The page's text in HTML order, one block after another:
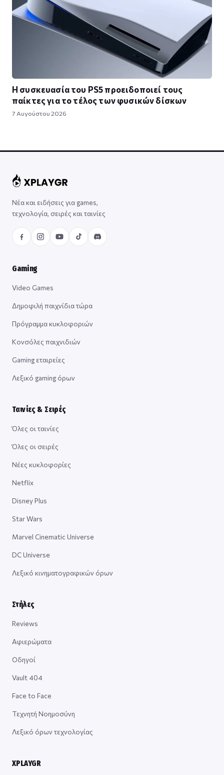
Η συσκευασία του PS5 προειδοποιεί τους
παίκτες για το τέλος των φυσικών δίσκων
7 Αυγούστου 2026
Νέα και ειδήσεις για games,
τεχνολογία, σειρές και ταινίες
Gaming
Video Games
Δημοφιλή παιχνίδια τώρα
Πρόγραμμα κυκλοφοριών
Κονσόλες παιχνιδιών
Gaming εταιρείες
Λεξικό gaming όρων
Ταινίες & Σειρές
Όλες οι ταινίες
Όλες οι σειρές
Νέες κυκλοφορίες
Netflix
Disney Plus
Star Wars
Marvel Cinematic Universe
DC Universe
Λεξικό κινηματογραφικών όρων
Στήλες
Reviews
Αφιερώματα
Οδηγοί
Vault 404
Face to Face
Τεχνητή Νοημοσύνη
Λεξικό όρων τεχνολογίας
XPLAYGR